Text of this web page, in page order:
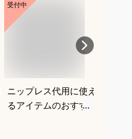
受付中
ニップレス代用に使え
るアイテムのおすすめ